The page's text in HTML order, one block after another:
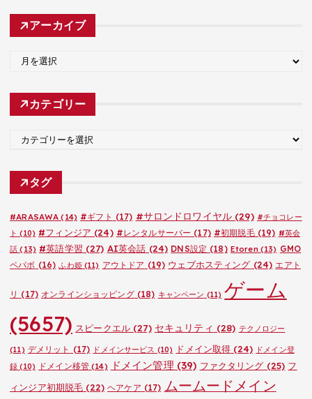
アーカイブ
カ
カテゴリー
ゴ
タグ
#ARASAWA (14) #ギフト (17) #サロンドロワイヤル(29) #チョコレー
ト (10) #フィンジア (24) #レンタルサーバー (17) #初期脱毛(19) #英会
話 (13) #英語学習 (27) AI英会話 (24) DNS設定 (18) Etoren(13) GMO
ペパボ (16) ふわ姫(11) アウトドア (19) ウェブホスティング (24) エアト
リ (17) オンラインショッピング(18) キャンペーン (11) ゲーム
(5657) スピークエル(27) セキュリティ (28) テクノロジー
(11) デメリット (17) ドメインサービス (10) ドメイン取得 (24) ドメイン登
録 (10) ドメイン移管(14) ドメイン管理 (39) ファクタリング (25) フ
ィンジア初期脱毛 (22) ヘアケア (17) ムームードメイン